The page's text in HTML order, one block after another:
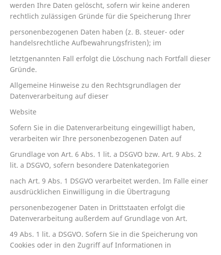
werden Ihre Daten gelöscht, sofern wir keine anderen
rechtlich zulässigen Gründe für die Speicherung Ihrer
personenbezogenen Daten haben (z. B. steuer- oder
handelsrechtliche Aufbewahrungsfristen); im
letztgenannten Fall erfolgt die Löschung nach Fortfall dieser
Gründe.
Allgemeine Hinweise zu den Rechtsgrundlagen der
Datenverarbeitung auf dieser
Website
Sofern Sie in die Datenverarbeitung eingewilligt haben,
verarbeiten wir Ihre personenbezogenen Daten auf
Grundlage von Art. 6 Abs. 1 lit. a DSGVO bzw. Art. 9 Abs. 2
lit. a DSGVO, sofern besondere Datenkategorien
nach Art. 9 Abs. 1 DSGVO verarbeitet werden. Im Falle einer
ausdrücklichen Einwilligung in die Übertragung
personenbezogener Daten in Drittstaaten erfolgt die
Datenverarbeitung außerdem auf Grundlage von Art.
49 Abs. 1 lit. a DSGVO. Sofern Sie in die Speicherung von
Cookies oder in den Zugriff auf Informationen in